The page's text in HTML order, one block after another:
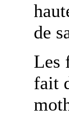
de
Les
fait